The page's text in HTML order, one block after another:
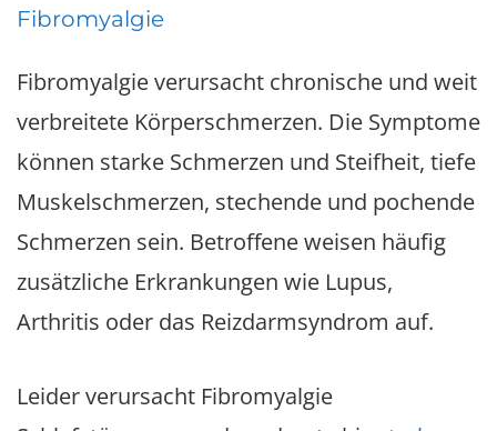
Fibromyalgie
Fibromyalgie verursacht chronische und weit
verbreitete Körperschmerzen. Die Symptome
können starke Schmerzen und Steifheit, tiefe
Muskelschmerzen, stechende und pochende
Schmerzen sein. Betroffene weisen häufig
zusätzliche Erkrankungen wie Lupus,
Arthritis oder das Reizdarmsyndrom auf.
Leider verursacht Fibromyalgie